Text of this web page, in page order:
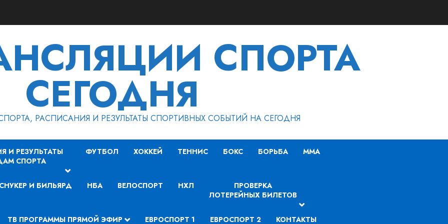
СПОРТА
СЕГОДНЯ
РАСПИСАНИЯ И РЕЗУЛЬТАТЫ СПОРТИВНЫХ СОБЫТИЙ НА СЕГОДНЯ
И РЕЗУЛЬТАТЫ
СПОРТА
ФУТБОЛ ХОККЕЙ ТЕННИС БОКС БОРЬБА MMA
СНУКЕР И БИЛЬЯРД НБА ВЕЛОСПОРТ НХЛ
ПРОВЕРКА
ЛОТЕРЕЙНЫХ БИЛЕТОВ
ТВ ПРОГРАММЫ ПРЯМОЙ ЭФИР ЕВРОСПОРТ 1 ЕВРОСПОРТ 2 КОНТАКТЫ